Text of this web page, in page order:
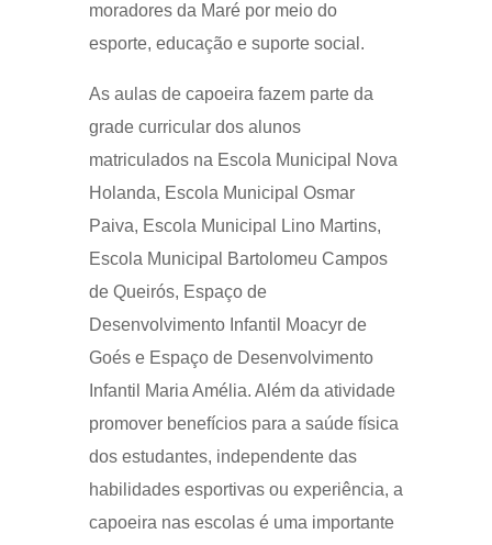
moradores da Maré por meio do
esporte, educação e suporte social.
As aulas de capoeira fazem parte da
grade curricular dos alunos
matriculados na Escola Municipal Nova
Holanda, Escola Municipal Osmar
Paiva, Escola Municipal Lino Martins,
Escola Municipal Bartolomeu Campos
de Queirós, Espaço de
Desenvolvimento Infantil Moacyr de
Goés e Espaço de Desenvolvimento
Infantil Maria Amélia. Além da atividade
promover benefícios para a saúde física
dos estudantes, independente das
habilidades esportivas ou experiência, a
capoeira nas escolas é uma importante